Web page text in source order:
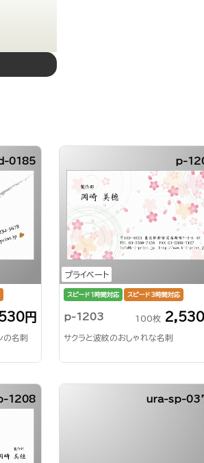
0185
円
の名刺
プライベート
p-
スピード1時間対応 スピード3時間対応
p-1203 100枚 2,530
サクラと波紋のおしゃれな名刺
1208 ura-sp-